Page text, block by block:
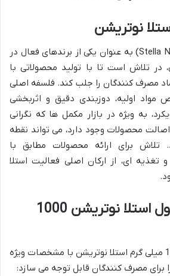
نوتریشن
استلا نوتریشن (Stella Nutrition) به عنوان یکی از برندهای فعال در
در تلاش است تا با تولید محصولاتی با
مصرف کنندگان را جلب کند. فلسفه اصلی
مواد اولیه، دوزبندی دقیق و اثربخشی
به ویژه در بازار مکمل ها که نگرانی
محصولات وجود دارد، می تواند نقطه
برای ارائه محصولات مطابق با
تغذیه ای، از ارکان اصلی فعالیت استلا
مشخصات محصول استلا نوتریشن 1000
کپسول ال کارنیتین 1000 میلی گرم استلا نوتریشن با مشخصات ویژه
برای مصرف کنندگان قابل توجه می سازد: